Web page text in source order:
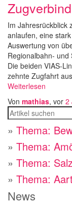
Im Jahresrückblick
anlaufen, eine
Auswertung von
Regionalbahn- und
Die beiden VIAS-
zehnte Zugfahrt
Weiterlesen
Von mathias, vor 2
Suchen
» Thema:
» Thema:
» Thema:
» Thema:
News